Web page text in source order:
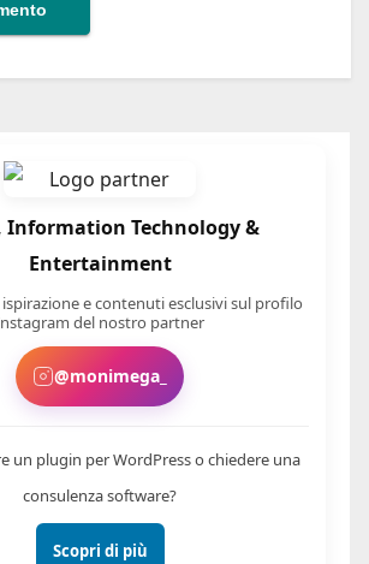
Information Technology &
Entertainment
e contenuti esclusivi sul profilo
del nostro partner
@monimega_
un plugin per WordPress o chiedere una
consulenza software?
Scopri di più